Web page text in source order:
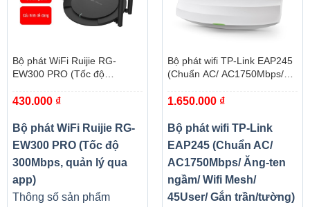
Bộ phát WiFi Ruijie RG-
EW300 PRO (Tốc độ
430.000 ₫
Bộ phát WiFi Ruijie RG-
EW300 PRO (Tốc độ
300Mbps, quản lý qua
app)
Thông số sản phẩm
Bộ phát wifi TP-Link EAP245
(Chuẩn AC/ AC1750Mbps/
45User/ Gắn trần/tường)
1.650.000 ₫
Bộ phát wifi TP-Link
EAP245 (Chuẩn AC/
AC1750Mbps/ Ăng-ten
ngầm/ Wifi Mesh/
45User/ Gắn trần/tường)